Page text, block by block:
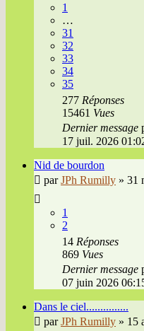
1
…
31
32
33
34
35
277 Réponses
15461 Vues
Dernier message
17 juil. 2026
Nid de bourdon
parJPh Rumilly » 31
1
2
14 Réponses
869 Vues
Dernier message
07 juin 2026
Dans le ciel...............
parJPh Rumilly » 15